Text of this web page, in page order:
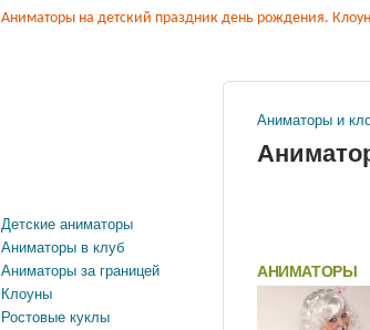
Аниматоры на
клоуны,
Аниматоры на детский праздник день рождения.
Вы здесь
Аниматоры и
АНИМАТОРЫ
Детские аниматоры
Аниматоры в клуб
Аниматоры за границей
Клоуны
Ростовые куклы